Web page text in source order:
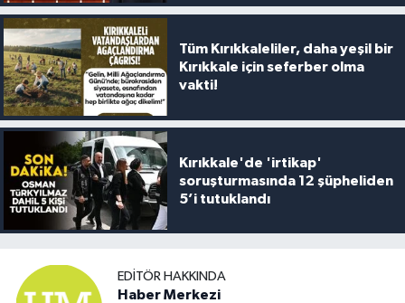
Tüm Kırıkkaleliler, daha yeşil bir
Kırıkkale için seferber olma
vakti!
Kırıkkale'de 'irtikap'
soruşturmasında 12 şüpheliden
5’i tutuklandı
EDITÖR HAKKINDA
Haber Merkezi